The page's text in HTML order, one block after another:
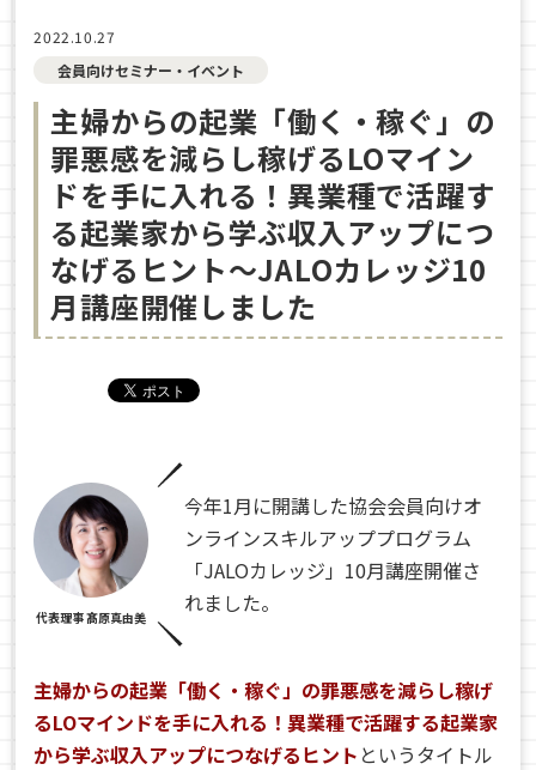
2022.10.27
会員向けセミナー・イベント
主婦からの起業「働く・稼ぐ」の
罪悪感を減らし稼げるLOマイン
ドを手に入れる！異業種で活躍す
る起業家から学ぶ収入アップにつ
なげるヒント〜JALOカレッジ10
月講座開催しました
代表理事 髙原真由美
今年1月に開講した協会会員向けオ
ンラインスキルアッププログラム
「JALOカレッジ」10月講座開催さ
れました。
主婦からの起業「働く・稼ぐ」の罪悪感を減らし稼げ
るLOマインドを手に入れる！異業種で活躍する起業家
から学ぶ収入アップにつなげるヒント というタイトル